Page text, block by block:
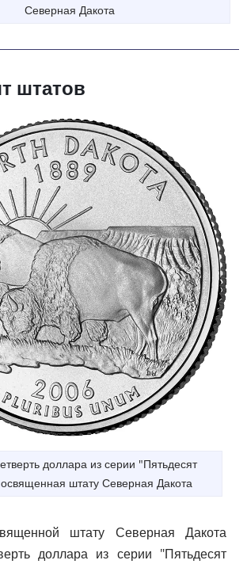
Северная Дакота
штатов
доллара из серии "Пятьдесят
штату Северная Дакота
штату Северная Дакота
доллара из серии "Пятьдесят